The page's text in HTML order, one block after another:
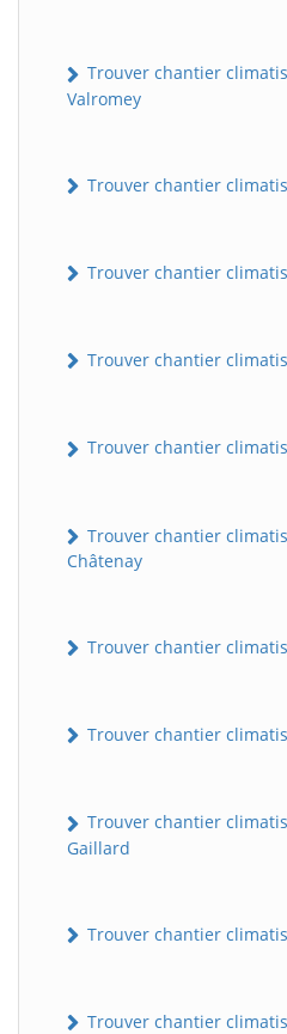
Trouver chantier
Valromey
Trouver chantier
Trouver chantier
Trouver chantier
Trouver chantier
Trouver chantier
Châtenay
Trouver chantier
Trouver chantier
Trouver chantier
Gaillard
Trouver chantier
Trouver chantier